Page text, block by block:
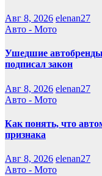
Авг 8, 2026 elenan27
Авто - Мото
Ушедшие
подписал закон
Авг 8, 2026 elenan27
Авто - Мото
Как понять, что
признака
Авг 8, 2026 elenan27
Авто - Мото